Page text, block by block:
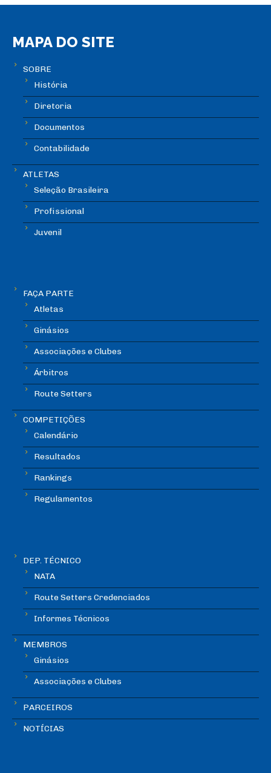
MAPA DO SITE
SOBRE
História
Diretoria
Documentos
Contabilidade
ATLETAS
Seleção Brasileira
Profissional
Juvenil
FAÇA PARTE
Atletas
Ginásios
Associações e Clubes
Árbitros
Route Setters
COMPETIÇÕES
Calendário
Resultados
Rankings
Regulamentos
DEP. TÉCNICO
NATA
Route Setters Credenciados
Informes Técnicos
MEMBROS
Ginásios
Associações e Clubes
PARCEIROS
NOTÍCIAS